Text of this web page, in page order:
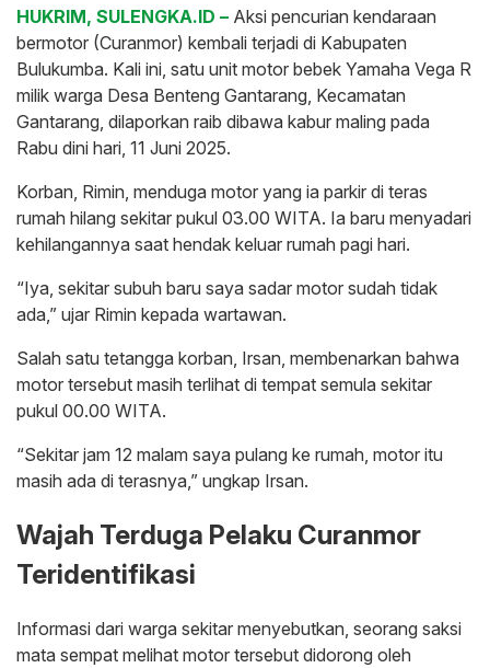
HUKRIM, SULENGKA.ID – Aksi pencurian kendaraan
bermotor (Curanmor) kembali terjadi di Kabupaten
Bulukumba. Kali ini, satu unit motor bebek Yamaha Vega R
milik warga Desa Benteng Gantarang, Kecamatan
Gantarang, dilaporkan raib dibawa kabur maling pada
Rabu dini hari, 11 Juni 2025.
Korban, Rimin, menduga motor yang ia parkir di teras
rumah hilang sekitar pukul 03.00 WITA. Ia baru menyadari
kehilangannya saat hendak keluar rumah pagi hari.
“Iya, sekitar subuh baru saya sadar motor sudah tidak
ada,” ujar Rimin kepada wartawan.
Salah satu tetangga korban, Irsan, membenarkan bahwa
motor tersebut masih terlihat di tempat semula sekitar
pukul 00.00 WITA.
“Sekitar jam 12 malam saya pulang ke rumah, motor itu
masih ada di terasnya,” ungkap Irsan.
Wajah Terduga Pelaku Curanmor
Teridentifikasi
Informasi dari warga sekitar menyebutkan, seorang saksi
mata sempat melihat motor tersebut didorong oleh